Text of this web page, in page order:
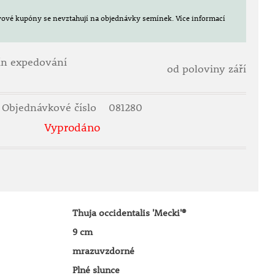
kupóny se nevztahují na objednávky semínek. Více informací
expedování od poloviny září
Objednávkové číslo 081280
Vyprodáno
Thuja occidentalis 'Mecki'®
9 cm
mrazuvzdorné
Plné slunce